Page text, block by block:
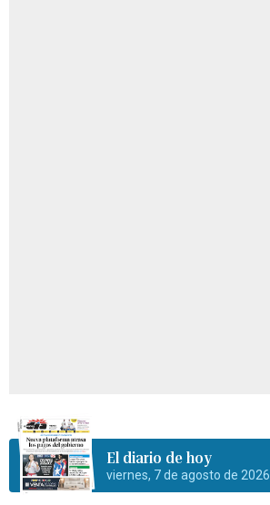
El diario de hoy
viernes, 7 de agosto de 2026